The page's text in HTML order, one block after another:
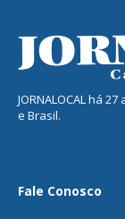
JORNALOCAL há
e Brasil.
Fale Conosco